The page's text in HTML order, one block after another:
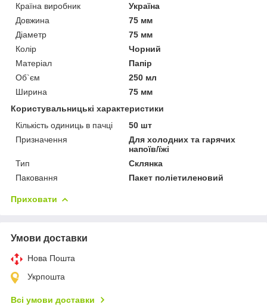
Країна виробник
Україна
Довжина
75 мм
Діаметр
75 мм
Колір
Чорний
Матеріал
Папір
Об`єм
250 мл
Ширина
75 мм
Користувальницькі характеристики
Кількість одиниць в пачці
50 шт
Призначення
Для холодних та гарячих
напоїв/їжі
Тип
Склянка
Паковання
Пакет поліетиленовий
Приховати
Умови доставки
Нова Пошта
Укрпошта
Всі умови доставки